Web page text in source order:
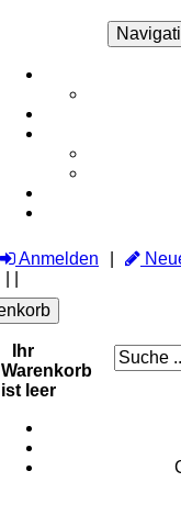
Anmelden
Ihr
Warenkorb
ist leer